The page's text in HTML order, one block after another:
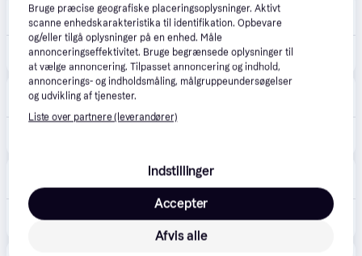
Ultrashop
39 kr. fragt,1-2 dage
Tapo C200 Netværksovervågningskamera 1920 x 1080.229 kr.
Senetic
68 kr. fragt,4 dage
(161)
Fri fragt,1-2 dage
TP-Link Tapo C200 Pan/Tilt Home Security Wi-Fi Camera 279 kr.
Bruge præcise geografiske placeringsoplysninger. Aktivt
scanne enhedskarakteristika til identifikation. Opbevare
og/eller tilgå oplysninger på en enhed. Måle
annonceringseffektivitet. Bruge begrænsede oplysninger til
at vælge annoncering. Tilpasset annoncering og indhold,
annoncerings- og indholdsmåling, målgruppeundersøgelser
og udvikling af tjenester.
Liste over partnere (leverandører)
Indstillinger
Afvis alle
Accepter